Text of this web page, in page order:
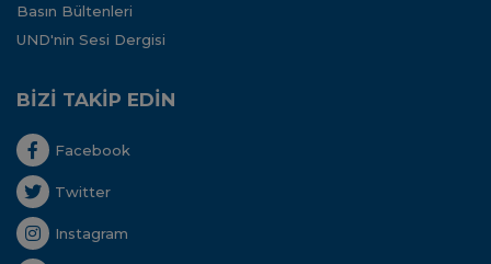
Basın Bültenleri
UND'nin Sesi Dergisi
BİZİ TAKİP EDİN
Facebook
Twitter
Instagram